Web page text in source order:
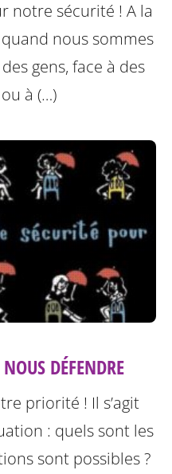
notre sécurité ! A la
nous sommes
gens, face à des
à (…)
DÉFENDRE
priorité ! Il s’agit
: quels sont les
sont possibles ?